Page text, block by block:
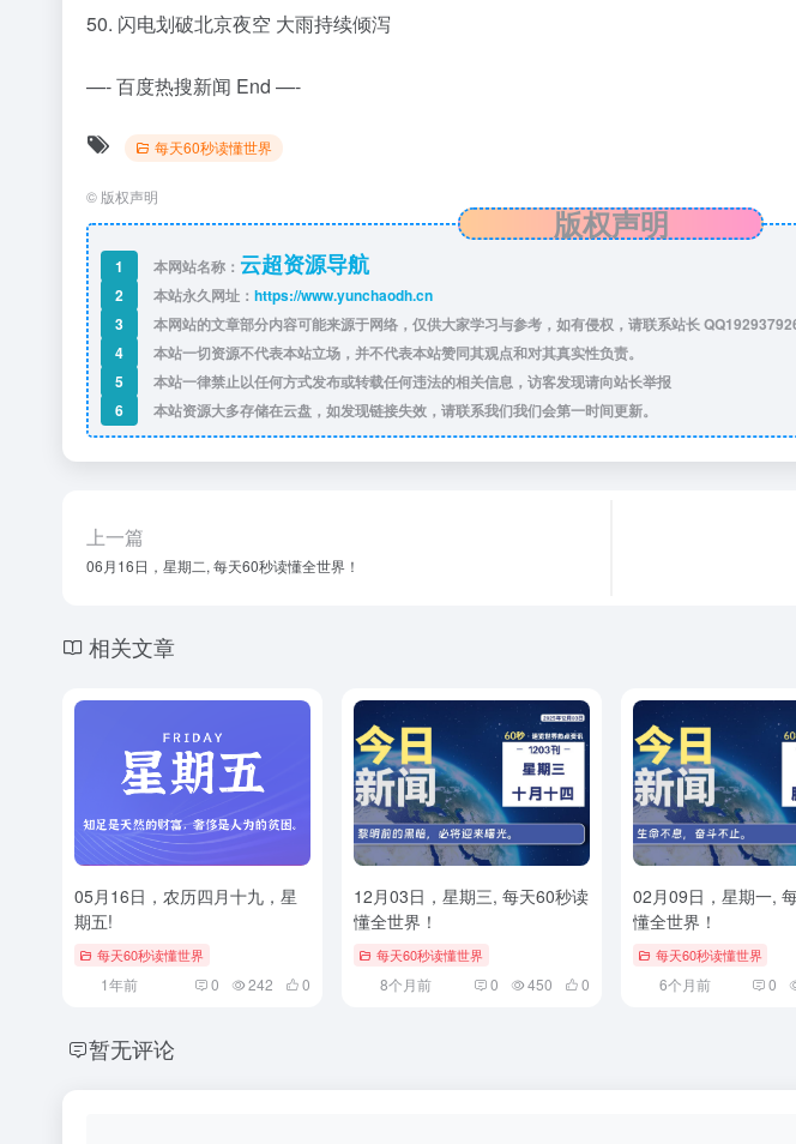
50. 闪电划破北京夜空 大雨持续倾泻
—- 百度热搜新闻 End —-
每天60秒读懂世界
© 版权声明
版权声明
1 本网站名称： 云超资源导航
2 本站永久网址： https://www.yunchaodh.cn
3
本网站的文章部分内容可能来源于网络，仅供大家学习与参考，如有侵权，请联系站长 QQ
4
本站一切资源不代表本站立场，并不代表本站赞同其观点和对其真实性负责。
5
本站一律禁止以任何方式发布或转载任何违法的相关信息，访客发现请向站长举报
6
本站资源大多存储在云盘，如发现链接失效，请联系我们我们会第一时间更新。
上一篇
06月16日，星期二, 每天60秒读懂全世界！
相关文章
05月16日，农历四月十九，星
期五!
每天60秒读懂世界
1年前 0 242 0
12月03日，星期三, 每天60秒读
懂全世界！
每天60秒读懂世界
8个月前 0 450 0
02月09日，星期一,
懂全世界！
每天60秒读懂世界
6个月前 0
暂无评论